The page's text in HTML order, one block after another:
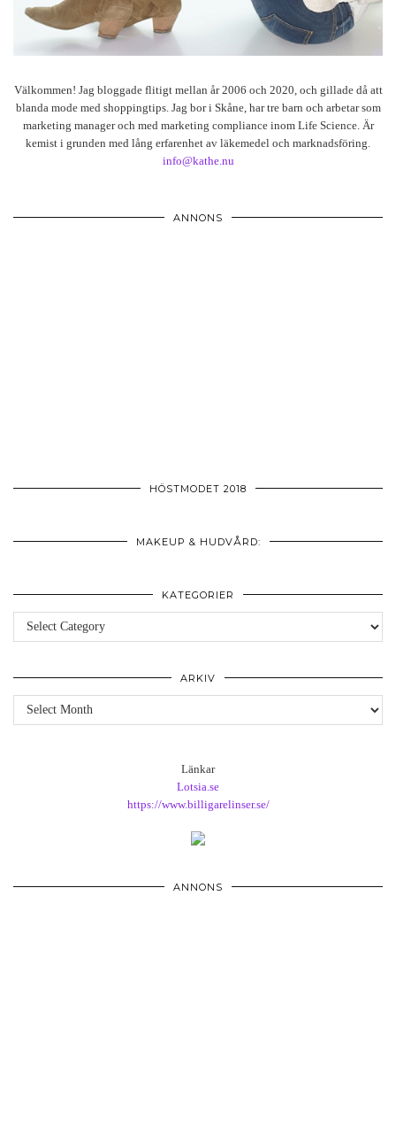
Välkommen! Jag bloggade flitigt mellan år 2006 och 2020, och gillade då att
blanda mode med shoppingtips. Jag bor i Skåne, har tre barn och arbetar som
marketing manager och med marketing compliance inom Life Science. Är
kemist i grunden med lång erfarenhet av läkemedel och marknadsföring.
info@kathe.nu
ANNONS
HÖSTMODET 2018
MAKEUP & HUDVÅRD:
KATEGORIER
Kategorier
ARKIV
Arkiv
Länkar
Lotsia.se
https://www.billigarelinser.se/
ANNONS